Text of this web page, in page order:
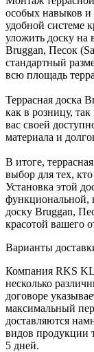
особых навыков и
удобной системе
уложить доску на
Bruggan, Песок
стандартный
всю площадь
Террасная доска
как в розницу,
вас своей
материала и
В итоге,
выбор для тех,
Установка этой
функциональной,
доску Bruggan,
красотой вашего
Варианты
Компания RKS
несколько
договоре
максимальный
доставляются
видов продукции
5 дней.